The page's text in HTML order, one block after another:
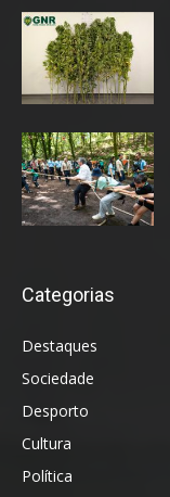
Categorias
Destaques
Sociedade
Desporto
Cultura
Política